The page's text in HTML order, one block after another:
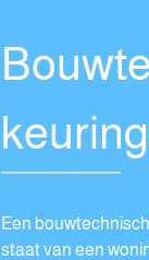
keuring
Een
staat van een